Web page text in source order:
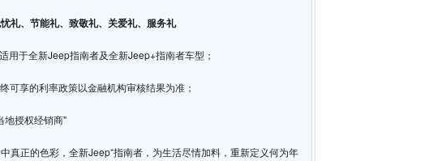
礼、节能礼、致敬礼、关爱礼、服务礼
用于全新Jeep指南者及全新Jeep+指南者车型；
可享的利率政策以金融机构审核结果为准；
地授权经销商"
真正的色彩，全新Jeep⁺指南者，为生活尽情加料，重新定义何为年